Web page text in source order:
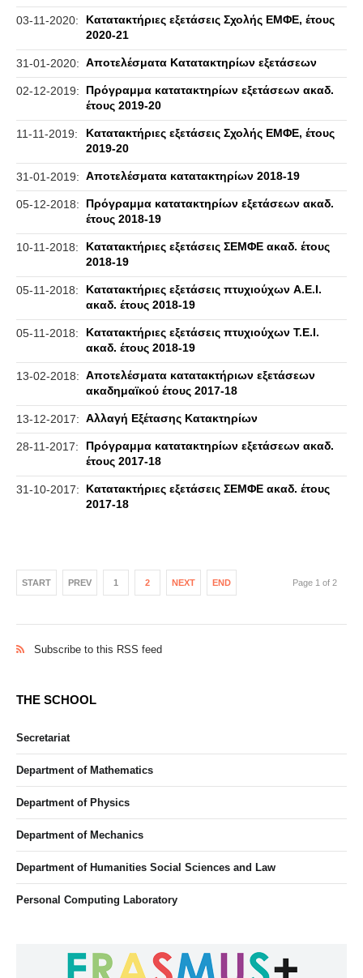
03-11-2020:
Κατατακτήριες εξετάσεις Σχολής ΕΜΦΕ, έτους
2020-21
31-01-2020: Αποτελέσματα Κατατακτηρίων εξετάσεων
02-12-2019:
Πρόγραμμα κατατακτηρίων εξετάσεων ακαδ.
έτους 2019-20
11-11-2019:
Κατατακτήριες εξετάσεις Σχολής ΕΜΦΕ, έτους
2019-20
31-01-2019: Αποτελέσματα κατατακτηρίων 2018-19
05-12-2018:
Πρόγραμμα κατατακτηρίων εξετάσεων ακαδ.
έτους 2018-19
10-11-2018:
Κατατακτήριες εξετάσεις ΣΕΜΦΕ ακαδ. έτους
2018-19
05-11-2018:
Κατατακτήριες εξετάσεις πτυχιούχων A.Ε.Ι.
ακαδ. έτους 2018-19
05-11-2018:
Κατατακτήριες εξετάσεις πτυχιούχων Τ.Ε.Ι.
ακαδ. έτους 2018-19
13-02-2018: Αποτελέσματα κατατακτήριων εξετάσεων
ακαδημαϊκού έτους 2017-18
13-12-2017: Αλλαγή Εξέτασης Κατακτηρίων
28-11-2017:
Πρόγραμμα κατατακτηρίων εξετάσεων ακαδ.
έτους 2017-18
31-10-2017:
Κατατακτήριες εξετάσεις ΣΕΜΦΕ ακαδ. έτους
2017-18
START PREV 1 2 NEXT END Page 1 of 2
Subscribe to this RSS feed
THE SCHOOL
Secretariat
Department of Mathematics
Department of Physics
Department of Mechanics
Department of Humanities Social Sciences and Law
Personal Computing Laboratory